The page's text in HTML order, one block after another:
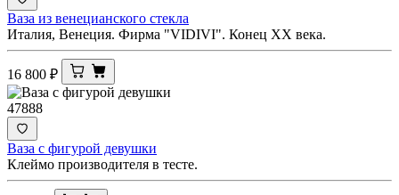
Ваза из венецианского стекла
Италия, Венеция. Фирма "VIDIVI". Конец ХХ века.
16 800 ₽
47888
Ваза с фигурой девушки
Клеймо производителя в тесте.